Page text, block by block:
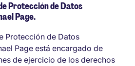
Protección de Datos
Page.
Protección de Datos
Page está encargado de
de ejercicio de los derechos